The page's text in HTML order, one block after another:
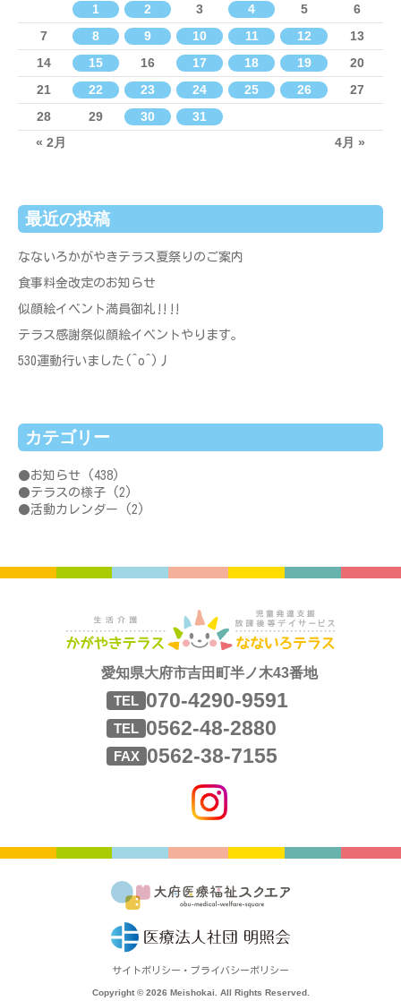
1
2 3 4 5
6
7
8 9 10 11 12
13
14
15 16 17 18 19
20
21
22 23 24 25 26
27
28
29 30
31
« 2月
4月 »
最近の投稿
なないろかがやきテラス夏祭りのご案内
食事料金改定のお知らせ
似顔絵イベント満員御礼‼‼
テラス感謝祭似顔絵イベントやります。
530運動行いました(^o^)丿
カテゴリー
お知らせ (438)
テラスの様子 (2)
活動カレンダー (2)
愛知県大府市吉田町半ノ木43番地
TEL 070-4290-9591
TEL 0562-48-2880
FAX 0562-38-7155
サイトポリシー・プライバシーポリシー
Copyright © 2026 Meishokai. All Rights Reserved.